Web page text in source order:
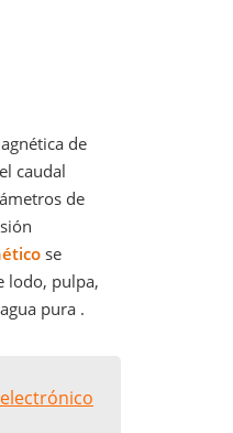
de
caudal
de
se
lodo, pulpa,
pura .